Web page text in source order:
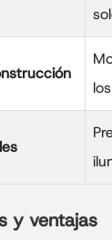
y ventajas